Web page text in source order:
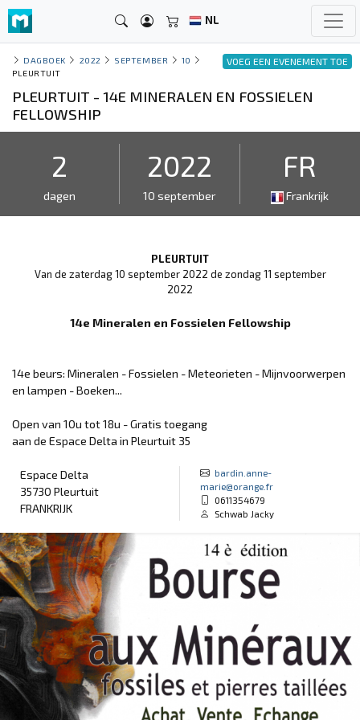
NL
VOEG EEN EVENEMENT TOE
DAGBOEK 2022 SEPTEMBER
10
PLEURTUIT
PLEURTUIT - 14E MINERALEN EN FOSSIELEN
FELLOWSHIP
2
dagen
2022
10 september
FR
Frankrijk
PLEURTUIT
Van de zaterdag 10 september 2022 de zondag 11 september
2022
14e Mineralen en Fossielen Fellowship
14e beurs: Mineralen - Fossielen - Meteorieten - Mijnvoorwerpen
en lampen - Boeken...
Open van 10u tot 18u - Gratis toegang
aan de Espace Delta in Pleurtuit 35
Espace Delta
35730 Pleurtuit
FRANKRIJK
bardin.anne-
marie@orange.fr
0611354679
Schwab Jacky